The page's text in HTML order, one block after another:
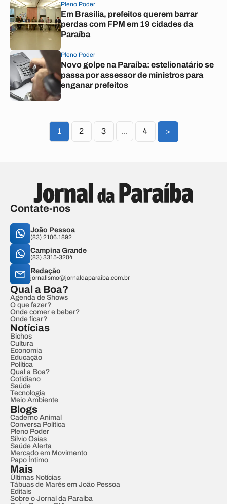
Pleno Poder
Em Brasília, prefeitos querem barrar
perdas com FPM em 19 cidades da
Paraíba
Pleno Poder
Novo golpe na Paraíba: estelionatário se
passa por assessor de ministros para
enganar prefeitos
1 2 3 ... 4 >
Contate-nos
João Pessoa
(83) 2106.1892
Campina Grande
(83) 3315-3204
Redação
jornalismo@jornaldaparaiba.com.br
Qual a Boa?
Agenda de Shows
O que fazer?
Onde comer e beber?
Onde ficar?
Notícias
Bichos
Cultura
Economia
Educação
Política
Qual a Boa?
Cotidiano
Saúde
Tecnologia
Meio Ambiente
Blogs
Caderno Animal
Conversa Política
Pleno Poder
Sílvio Osias
Saúde Alerta
Mercado em Movimento
Papo Íntimo
Mais
Últimas Notícias
Tábuas de Marés em João Pessoa
Editais
Sobre o Jornal da Paraíba